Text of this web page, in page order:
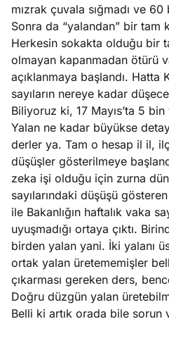
mızrak çuvala sığmadı ve
Sonra da “yalandan” bir tam
Herkesin sokakta olduğu bir
olmayan kapanmadan ötürü
açıklanmaya başlandı. Hatta
sayıların nereye kadar
Biliyoruz ki, 17 Mayıs’ta 5
Yalan ne kadar büyükse
derler ya. Tam o hesap il il,
düşüşler gösterilmeye
zeka işi olduğu için zurna
sayılarındaki düşüşü
ile Bakanlığın haftalık vaka
uyuşmadığı ortaya çıktı.
birden yalan yani. İki yalanı
ortak yalan üretememişler
çıkarması gereken ders,
Doğru düzgün yalan
Belli ki artık orada bile sorun